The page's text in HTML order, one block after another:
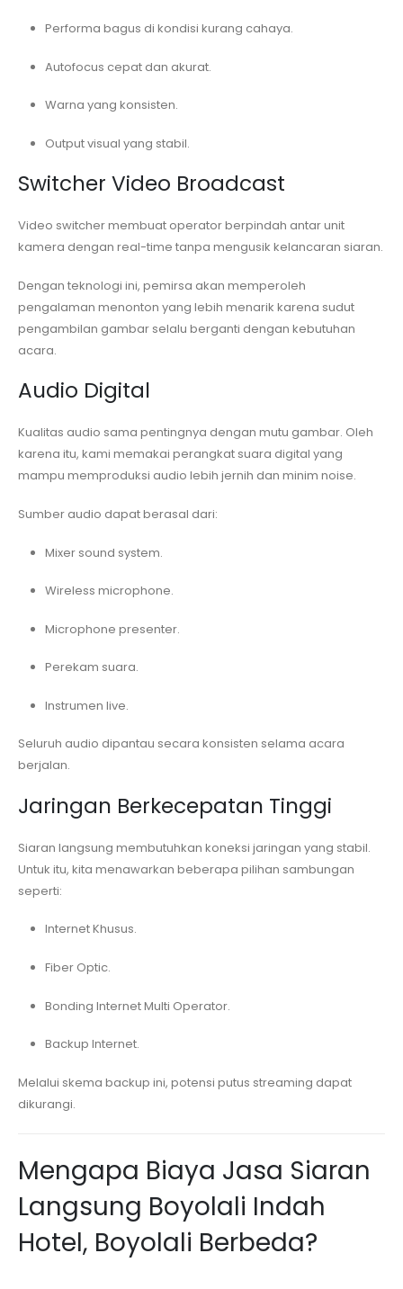
Performa bagus di kondisi kurang cahaya.
Autofocus cepat dan akurat.
Warna yang konsisten.
Output visual yang stabil.
Switcher Video Broadcast
Video switcher membuat operator berpindah antar unit
kamera dengan real-time tanpa mengusik kelancaran siaran.
Dengan teknologi ini, pemirsa akan memperoleh
pengalaman menonton yang lebih menarik karena sudut
pengambilan gambar selalu berganti dengan kebutuhan
acara.
Audio Digital
Kualitas audio sama pentingnya dengan mutu gambar. Oleh
karena itu, kami memakai perangkat suara digital yang
mampu memproduksi audio lebih jernih dan minim noise.
Sumber audio dapat berasal dari:
Mixer sound system.
Wireless microphone.
Microphone presenter.
Perekam suara.
Instrumen live.
Seluruh audio dipantau secara konsisten selama acara
berjalan.
Jaringan Berkecepatan Tinggi
Siaran langsung membutuhkan koneksi jaringan yang stabil.
Untuk itu, kita menawarkan beberapa pilihan sambungan
seperti:
Internet Khusus.
Fiber Optic.
Bonding Internet Multi Operator.
Backup Internet.
Melalui skema backup ini, potensi putus streaming dapat
dikurangi.
Mengapa Biaya Jasa Siaran
Langsung Boyolali Indah
Hotel, Boyolali Berbeda?